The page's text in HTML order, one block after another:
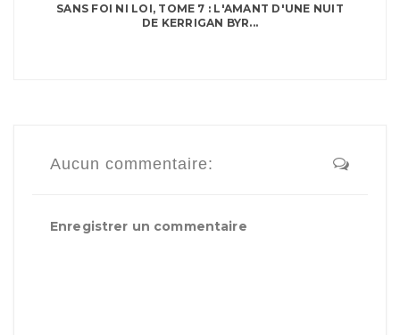
SANS FOI NI LOI, TOME 7 : L'AMANT D'UNE NUIT
DE KERRIGAN BYR...
Aucun commentaire:
Enregistrer un commentaire